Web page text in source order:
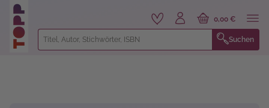
springen
Suchen
0,00 €